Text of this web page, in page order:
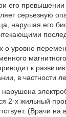
его превышении
серьезную
нарушая его
о уровне
к
в частности
2-х жильный
(Врачи на